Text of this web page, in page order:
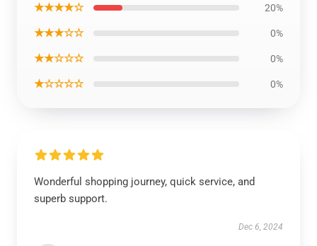
★★★★☆ 20%
★★★☆☆ 0%
★★☆☆☆ 0%
★☆☆☆☆ 0%
Wonderful shopping journey, quick service, and
superb support.
Dec 6, 2024